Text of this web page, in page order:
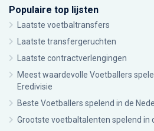
Populaire top lijsten
Laatste voetbaltransfers
Laatste transfergeruchten
Laatste contractverlengingen
Meest waardevolle Voetballers
Eredivisie
Beste Voetballers spelend in de
Grootste voetbaltalenten spelend in